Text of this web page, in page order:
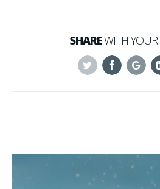
SHAREWITH YOUR